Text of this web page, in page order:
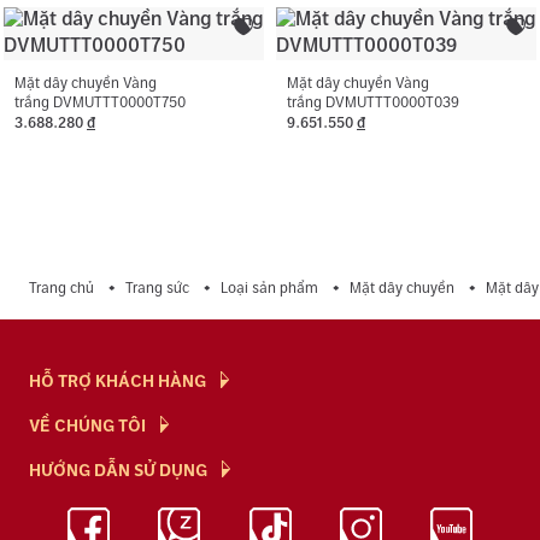
Mặt dây chuyền Vàng
trắng DVMUTTT0000T750
3.688.280 đ
Mặt dây chuyền Vàng
trắng DVMUTTT0000T039
9.651.550 đ
Trang chủ Trang sức Loại sản phẩm Mặt dây chuyền Mặt
HỖ TRỢ KHÁCH HÀNG
Hỏi & Đáp
Chính Sách
Chính Sách Bảo Mật
VỀ CHÚNG TÔI
NTJ Flagship
Cửa hàng
HƯỚNG DẪN SỬ DỤNG
Bảo Quản Trang Sức